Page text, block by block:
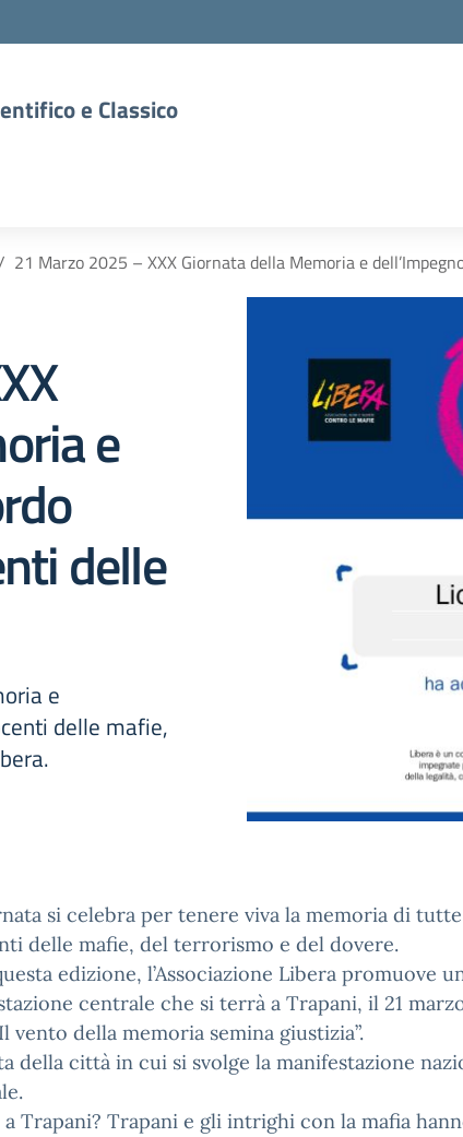
e Classico
21 Marzo 2025 – XXX Giornata della Memoria e
e
delle
e
delle mafie,
si celebra per tenere viva la memoria di
delle mafie, del terrorismo e del dovere.
edizione, l’Associazione Libera promuove
centrale che si terrà a Trapani, il 21
vento della memoria semina giustizia”.
della città in cui si svolge la manifestazione
a Trapani? Trapani e gli intrighi con la mafia